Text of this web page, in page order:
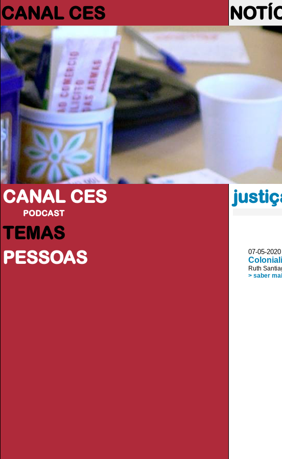
CANAL CES
CANAL CES
PODCAST
TEMAS
PESSOAS
07-05-
Ruth
> saber